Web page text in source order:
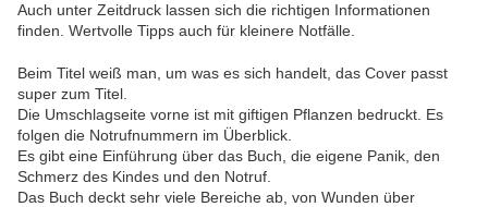
Auch unter Zeitdruck lassen sich die richtigen Informationen
finden. Wertvolle Tipps auch für kleinere Notfälle.
Beim Titel weiß man, um was es sich handelt, das Cover passt
super zum Titel.
Die Umschlagseite vorne ist mit giftigen Pflanzen bedruckt. Es
folgen die Notrufnummern im Überblick.
Es gibt eine Einführung über das Buch, die eigene Panik, den
Schmerz des Kindes und den Notruf.
Das Buch deckt sehr viele Bereiche ab, von Wunden über